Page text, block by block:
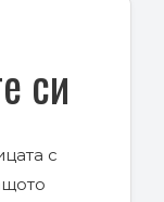
си
с